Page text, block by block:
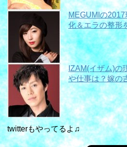
MEGUMIの
化＆エラの整形
IZAM(イザム)の
や仕事は？嫁の
twitterもやってるよ♫